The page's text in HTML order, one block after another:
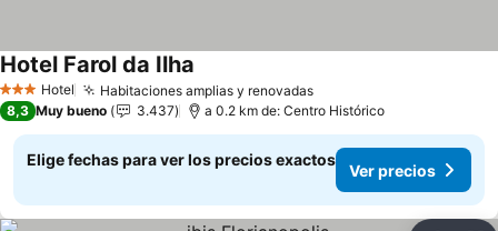
3 Estrellas
Hotel Habitaciones amplias y renovadasVer precios
Hotel Farol da Ilha
8,3 Muy bueno 3.437 a 0.2 km de: Centro Histórico
Elige fechas para ver los precios exactos
Ver precios